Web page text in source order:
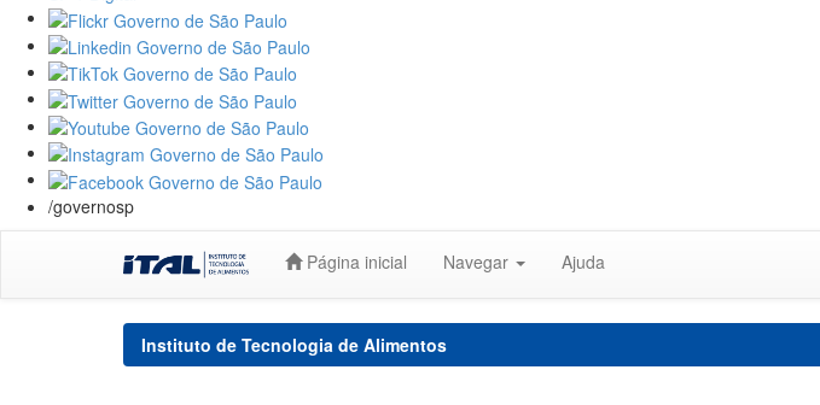
/governosp
Página inicial Navegar Ajuda
Instituto de Tecnologia de Alimentos